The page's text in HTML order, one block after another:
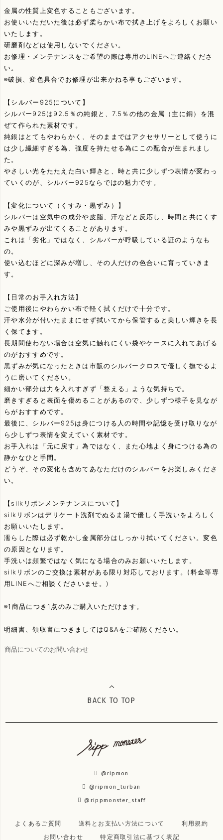
金属の性質上変色することもございます。
お使いいただいた後は必ず柔らかい布で拭き上げをよろしくお願い
いたします。
研磨剤などは使用しないでください。
お修理・メンテナンスをご希望の際は専用のLINEへご連絡くださ
い。
※破損、変色具合でお修理が出来かねる事もございます。
【シルバー925について】
シルバー925は92.5％の純銀と、7.5％の他の金属（主に銅）を混
ぜて作られた素材です。
純銀はとてもやわらかく、そのままではアクセサリーとして使うに
は少し繊細すぎる為、強度を持たせる為にこの配合が生まれまし
た。
やさしい光をたたえた白い輝きと、時と共に少しずつ表情が変わっ
ていくのが、シルバー925ならではの魅力です。
【変化について（くすみ・黒ずみ）】
シルバーは空気中の成分や皮脂、汗などと反応し、時間と共にくす
みや黒ずみが出てくることがあります。
これは「劣化」ではなく、シルバーが呼吸している証のようなも
の。
使い込むほどに深みが増し、その人だけの色合いに育っていきま
す。
【日常のお手入れ方法】
ご使用後にやわらかい布で軽く拭くだけで十分です。
汗や水分が付いたままにせず拭いてから保管すると美しい輝きを長
く保てます。
長期間使わない場合は空気に触れにくい袋やケースに入れてあげる
のがおすすめです。
黒ずみが気になったときは市販のシルバークロスで優しく撫でるよ
うに磨いてください。
細かい部分は力を入れすぎず「整える」ような気持ちで。
磨きすぎると表面を傷めることがあるので、少しずつ様子を見なが
らがおすすめです。
最後に、シルバー925は身につける人の時間や記憶を受け取りなが
ら少しずつ表情を変えていく素材です。
お手入れは「元に戻す」為ではなく、また心地よく身につける為の
静かなひと手間。
どうぞ、その変化も含めてあなただけのシルバーをお楽しみくださ
い。
【silkリボンメンテナンスについて】
silkリボンはデリケート洗剤でぬるま湯で優しく手洗いをよろしく
お願いいたします。
濡らした際は必ず乾かし金属部分はしっかり拭いてください。変色
の原因となります。
手洗いは頻繁ではなく気になる場合のみお願いいたします。
silkリボンのご交換は素材がある限り対応しております。(料金等専
用LINEへご相談くださいませ。)
※1商品につき1点のみご購入いただけます。
明細書、領収書につきましてはQ&Aをご確認ください。
商品についてのお問い合わせ
BACK TO TOP
@ripmon
@ripmon_turban
@rippmonster_staff
よくあるご質問 送料とお支払い方法について
利用規約
お問い合わせ
特定商取引法に基づく表記